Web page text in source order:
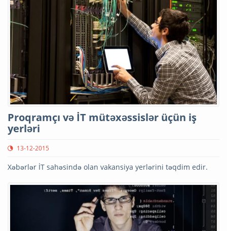
Proqramçı və İT mütəxəssislər üçün iş
yerləri
13-12-2015
Xəbərlər İT sahəsində olan vakansiya yerlərini təqdim edir.